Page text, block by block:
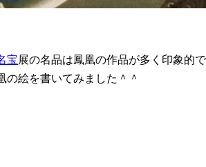
宝展の名品は鳳凰の作品が多く印象的で
の絵を書いてみました＾＾